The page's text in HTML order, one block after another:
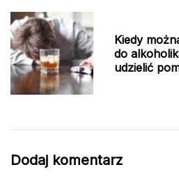
Kiedy
do
udzielić
Dodaj komentarz